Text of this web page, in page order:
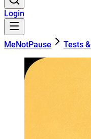
Login
MeNotPause Tests